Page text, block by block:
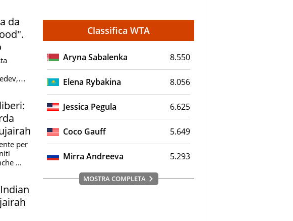
da
per
...
Classifica WTA
Aryna Sabalenka 8.550
Elena Rybakina 8.056
Jessica Pegula 6.625
Coco Gauff 5.649
Mirra Andreeva 5.293
MOSTRA COMPLETA